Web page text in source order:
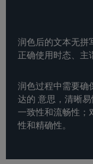
润色后的文本无拼
正确使用时态、主
润色过程中需要确
达的 意思，清晰
一致性和流畅性；
性和精确性。